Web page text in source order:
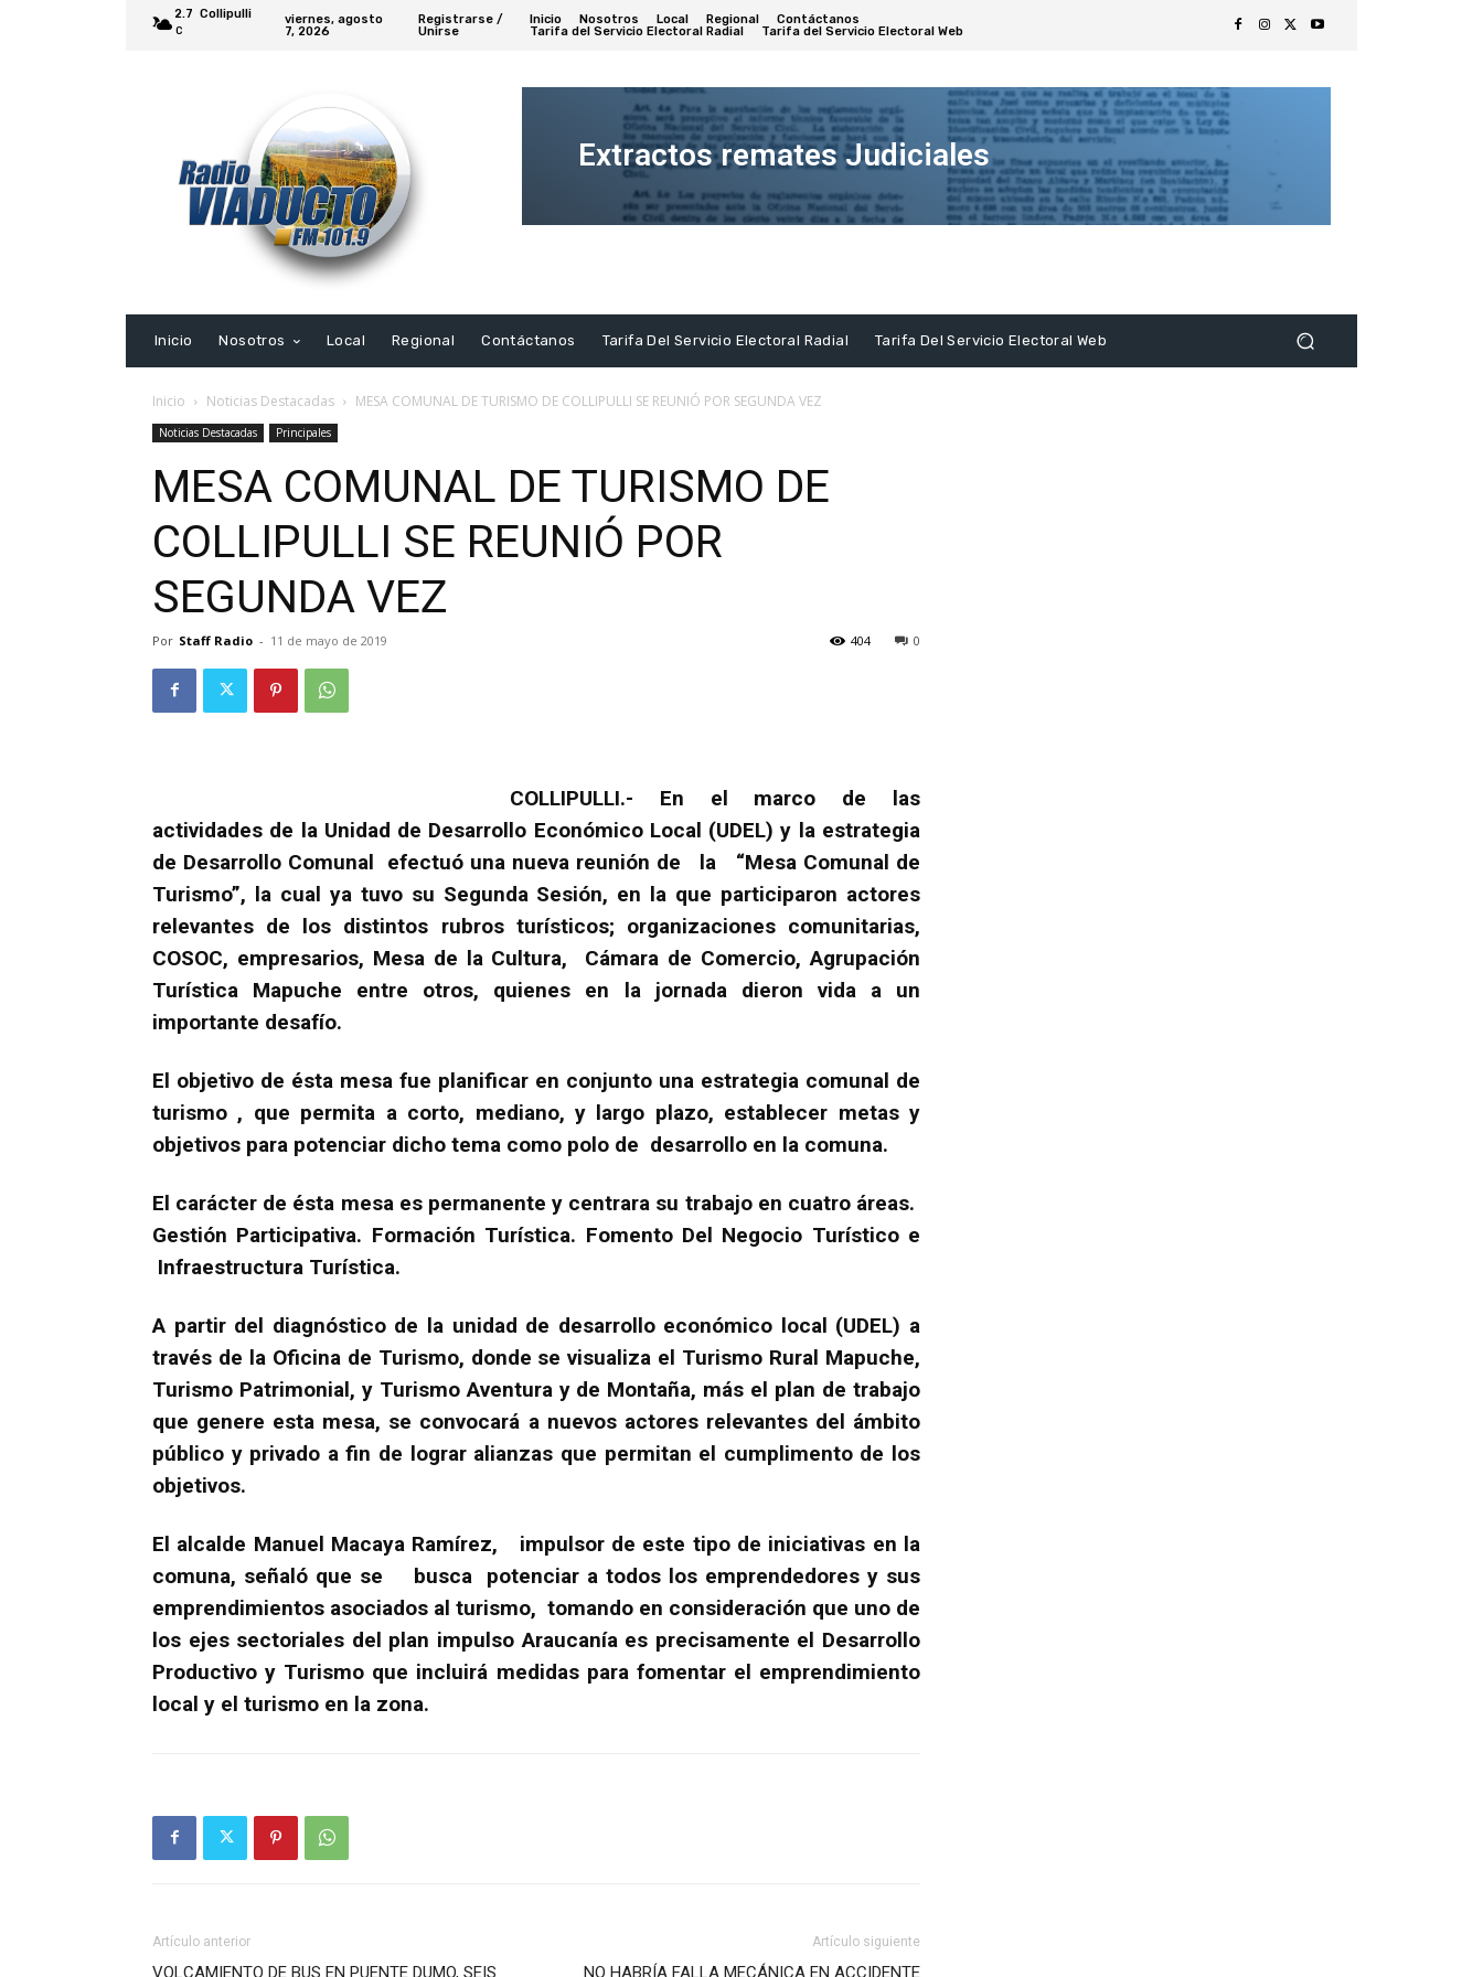
2.7
C
Collipulli
viernes, agosto
7, 2026
Registrarse /
Unirse
Inicio Nosotros Local Regional
Contáctanos
Tarifa del Servicio Electoral Radial
Tarifa del Servicio Electoral Web
Extractos remates Judiciales
Extracto
Inicio
Nosotros Local Regional Contáctanos Tarifa Del Servicio Electoral Radial Tarifa Del Servicio Electoral Web
Inicio Noticias Destacadas MESA COMUNAL DE TURISMO DE COLLIPULLI SE REUNIÓ POR SEGUNDA VEZ
Noticias Destacadas Principales
MESA COMUNAL DE TURISMO DE
COLLIPULLI SE REUNIÓ POR
SEGUNDA VEZ
Por Staff Radio - 11 de mayo de 2019 0
404
COLLIPULLI.- En el marco de las
actividades de la Unidad de Desarrollo Económico Local (UDEL) y la estrategia
de Desarrollo Comunal efectuó una nueva reunión de la “Mesa Comunal de
Turismo”, la cual ya tuvo su Segunda Sesión, en la que participaron actores
relevantes de los distintos rubros turísticos; organizaciones comunitarias,
COSOC, empresarios, Mesa de la Cultura, Cámara de Comercio, Agrupación
Turística Mapuche entre otros, quienes en la jornada dieron vida a un
importante desafío.
El objetivo de ésta mesa fue planificar en conjunto una estrategia comunal de
turismo , que permita a corto, mediano, y largo plazo, establecer metas y
objetivos para potenciar dicho tema como polo de desarrollo en la comuna.
El carácter de ésta mesa es permanente y centrara su trabajo en cuatro áreas.
Gestión Participativa. Formación Turística. Fomento Del Negocio Turístico e
Infraestructura Turística.
A partir del diagnóstico de la unidad de desarrollo económico local (UDEL) a
través de la Oficina de Turismo, donde se visualiza el Turismo Rural Mapuche,
Turismo Patrimonial, y Turismo Aventura y de Montaña, más el plan de trabajo
que genere esta mesa, se convocará a nuevos actores relevantes del ámbito
público y privado a fin de lograr alianzas que permitan el cumplimento de los
objetivos.
El alcalde Manuel Macaya Ramírez, impulsor de este tipo de iniciativas en la
comuna, señaló que se busca potenciar a todos los emprendedores y sus
emprendimientos asociados al turismo, tomando en consideración que uno de
los ejes sectoriales del plan impulso Araucanía es precisamente el Desarrollo
Productivo y Turismo que incluirá medidas para fomentar el emprendimiento
local y el turismo en la zona.
Artículo anterior
VOLCAMIENTO DE BUS EN PUENTE DUMO, SEIS
Artículo siguiente
NO HABRÍA FALLA MECÁNICA EN ACCIDENTE